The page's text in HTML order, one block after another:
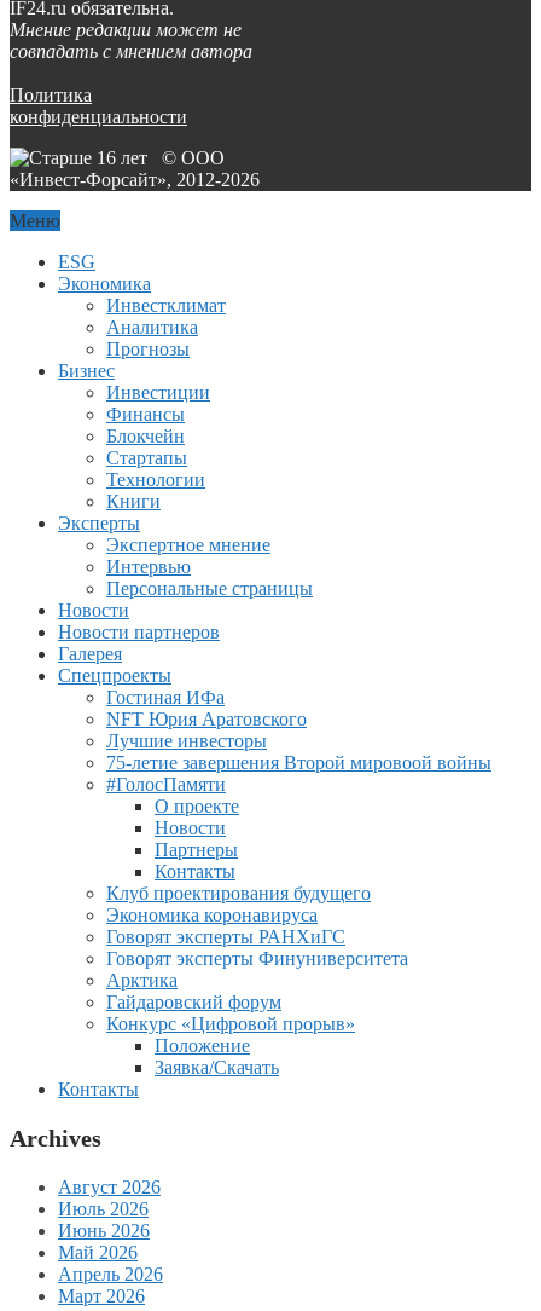
IF24.ru обязательна.
Мнение редакции может не
совпадать с мнением автора
Политика
конфиденциальности
© ООО
«Инвест-Форсайт», 2012-2026
Меню
ESG
Экономика
Инвестклимат
Аналитика
Прогнозы
Бизнес
Инвестиции
Финансы
Блокчейн
Стартапы
Технологии
Книги
Эксперты
Экспертное мнение
Интервью
Персональные страницы
Новости
Новости партнеров
Галерея
Спецпроекты
Гостиная ИФа
NFT Юрия Аратовского
Лучшие инвесторы
75-летие завершения Второй мировоой войны
#ГолосПамяти
О проекте
Новости
Партнеры
Контакты
Клуб проектирования будущего
Экономика коронавируса
Говорят эксперты РАНХиГС
Говорят эксперты Финуниверситета
Арктика
Гайдаровский форум
Конкурс «Цифровой прорыв»
Положение
Заявка/Скачать
Контакты
Archives
Август 2026
Июль 2026
Июнь 2026
Май 2026
Апрель 2026
Март 2026